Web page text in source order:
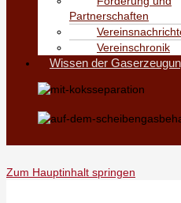
Partnerschaften
Vereinschronik
Wissen der
Zum Hauptinhalt springen